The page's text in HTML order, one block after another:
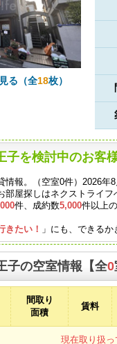
る（全18枚）
子を検討中のお客
情報。（空室0件）2026
部屋探しはネクストライフ
件、成約数5,000件以上
きたい！ 」にも、できる
子の空室情報【全0
間取り
面積
賃料
現在取り扱